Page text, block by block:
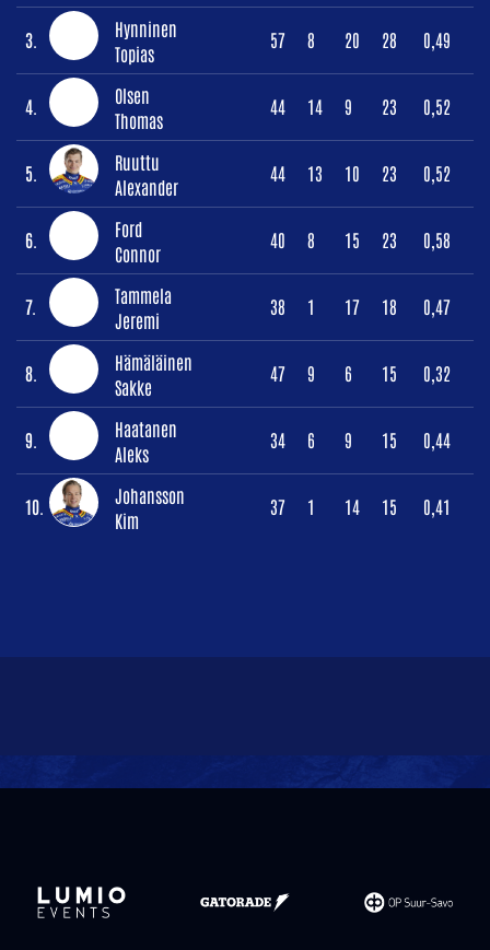
3.
Hynninen
Topias
57 8 20 28 0,49
4.
Olsen
Thomas
44 14 9 23 0,52
5.
Ruuttu
Alexander
44 13 10 23 0,52
6.
Ford
Connor
40 8 15 23 0,58
7.
Tammela
Jeremi
38 1 17 18 0,47
8.
Hämäläinen
Sakke
47 9 6 15 0,32
9.
Haatanen
Aleks
34 6 9 15 0,44
10.
Johansson
Kim
37 1 14 15 0,41